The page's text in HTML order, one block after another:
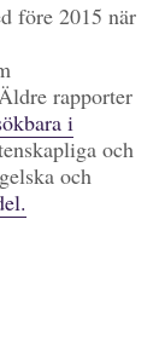
före 2015 när
rapporter
i
och
och